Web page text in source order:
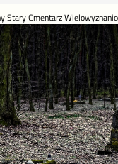
Stary Cmentarz